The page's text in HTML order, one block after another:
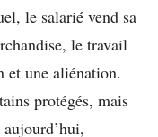
le salarié vend sa
le travail
et une aliénation.
protégés, mais